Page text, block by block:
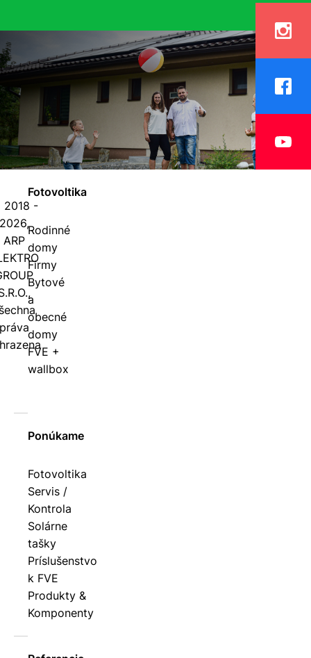
Fotovoltika
Rodinné
domy
Firmy
Bytové
a
obecné
domy
FVE +
wallbox
Ponúkame
Fotovoltika
Servis /
Kontrola
Solárne
tašky
Príslušenstvo
k FVE
Produkty &
Komponenty
-
ARP